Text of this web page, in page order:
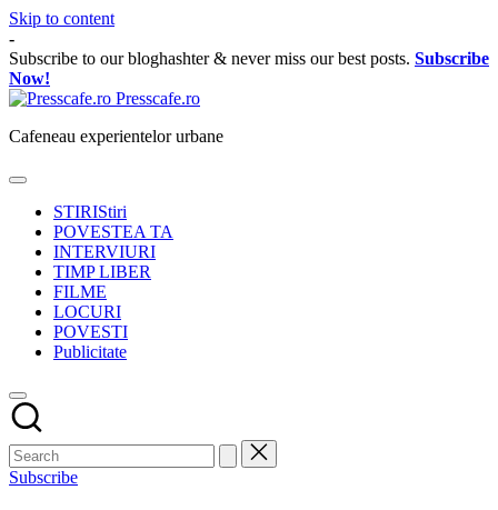
Skip to content
-
Subscribe to our bloghashter & never miss our best posts. Subscribe
Now!
Presscafe.ro
Cafeneau experientelor urbane
STIRIStiri
POVESTEA TA
INTERVIURI
TIMP LIBER
FILME
LOCURI
POVESTI
Publicitate
Subscribe